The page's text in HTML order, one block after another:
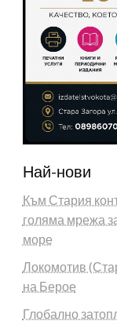
Най-нови
Към Стария
голяма мрежа
море
Локомотив
на Берое
Глобално